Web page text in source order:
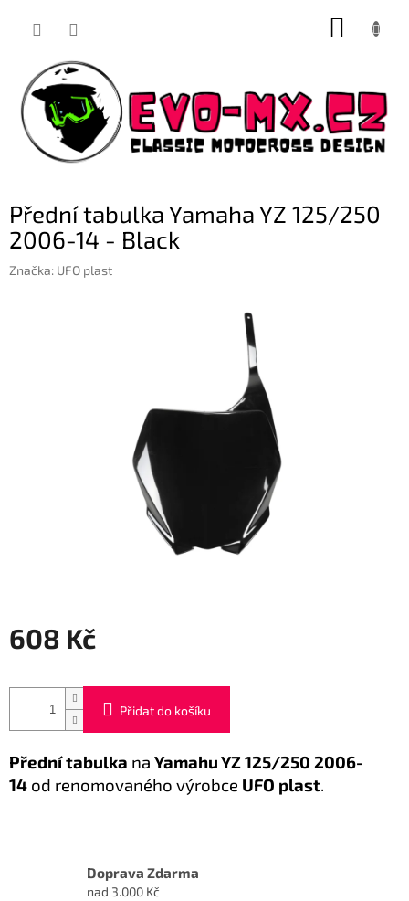
Přední tabulka Yamaha YZ 125/250
2006-14 - Black
Značka: UFO plast
608 Kč
cena:
Přidat do košíku
Přední tabulka na Yamahu YZ 125/250 2006-
14 od renomovaného výrobce UFO plast.
Doprava Zdarma
nad 3.000 Kč